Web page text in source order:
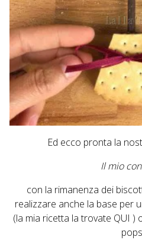
Ed ecco pronta la
Il mio
con la rimanenza dei
realizzare anche la base per
(la mia ricetta la trovate QUI )